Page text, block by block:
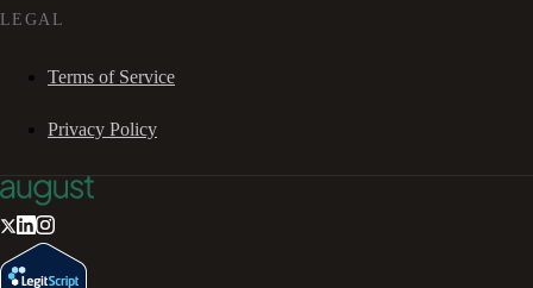
LEGAL
Terms of Service
Privacy Policy